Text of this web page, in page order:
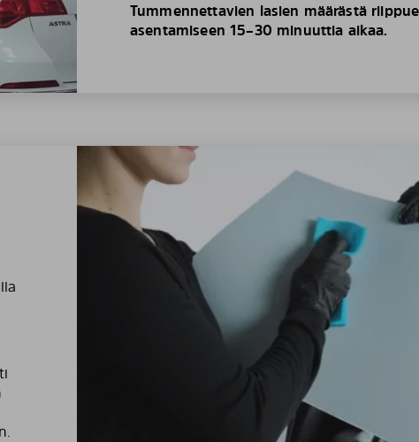
Tummennettavien lasien määrästä
asentamiseen 15–30 minuuttia aikaa.